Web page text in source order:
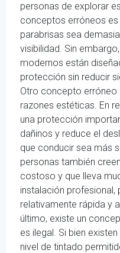
personas de explorar
conceptos erróneos es
parabrisas sea
visibilidad. Sin
modernos están
protección sin reducir
Otro concepto erróneo
razones estéticas. En
una protección
dañinos y reduce el
que conducir sea más
personas también
costoso y que lleva
instalación profesional,
relativamente rápida y
último, existe un
es ilegal. Si bien
nivel de tintado